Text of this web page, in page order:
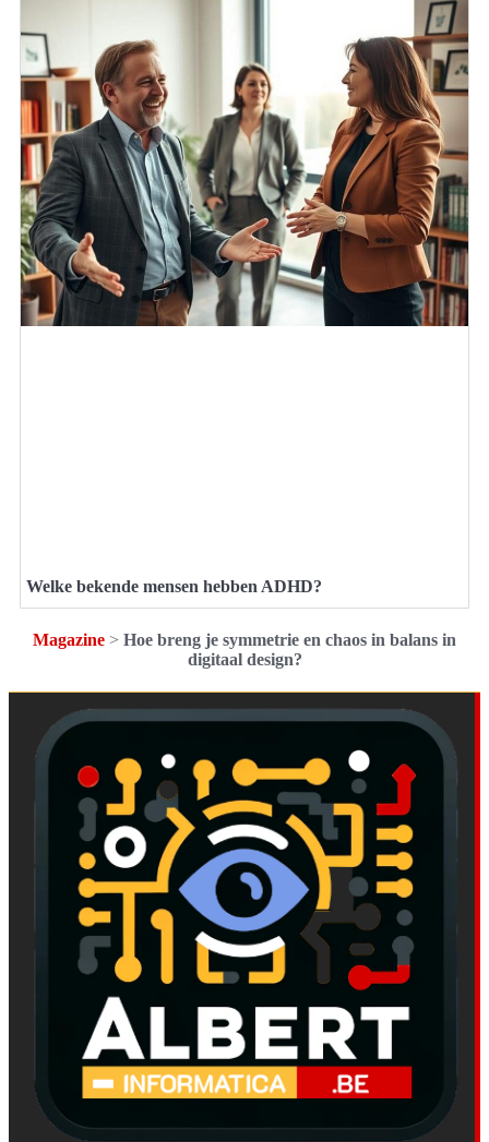
Welke bekende mensen hebben ADHD?
Magazine > Hoe breng je symmetrie en chaos in balans in
digitaal design?